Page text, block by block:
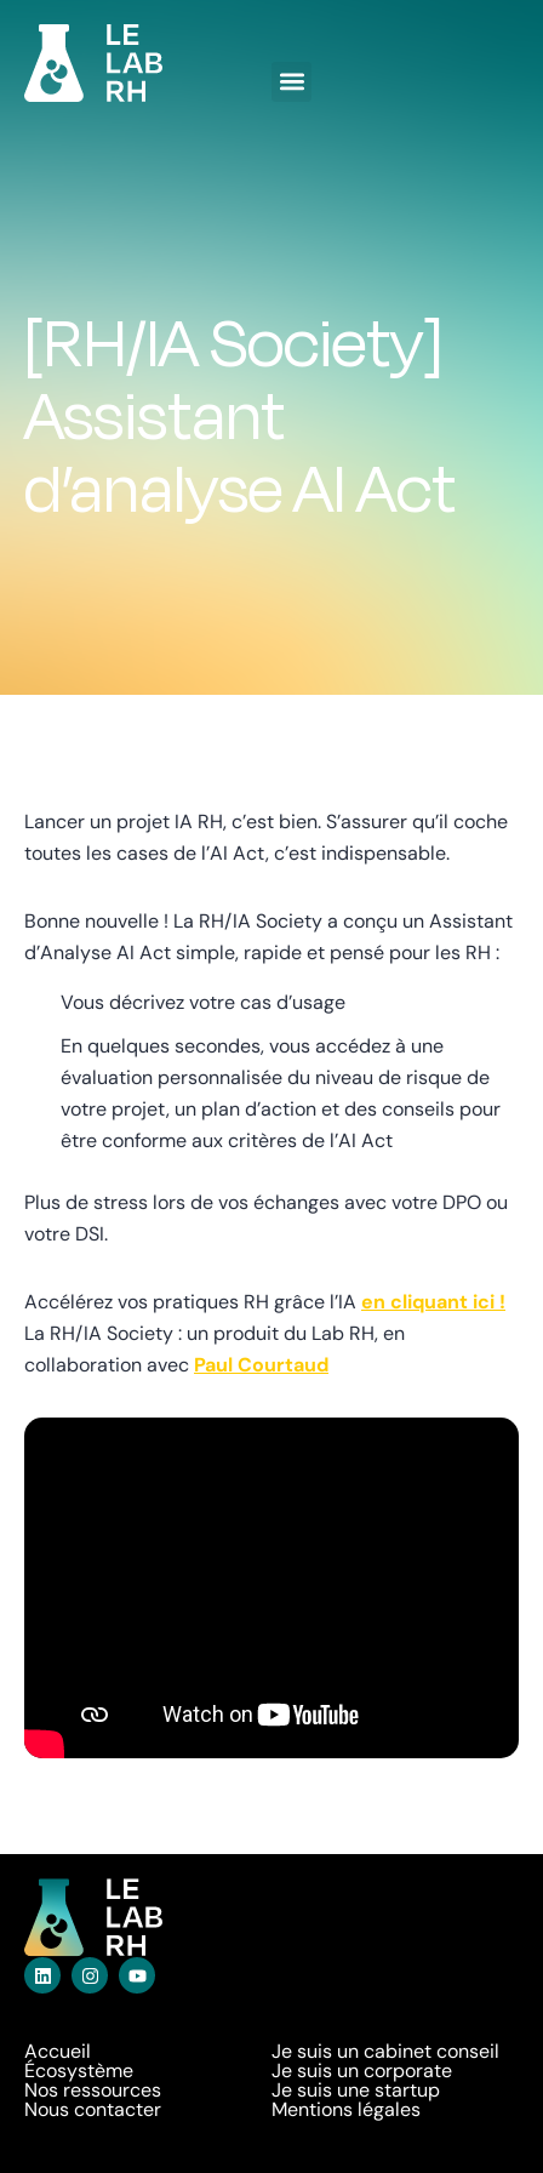
[RH/IA Society]
Assistant
d’analyse AI Act
Lancer un projet IA RH, c’est bien. S’assurer qu’il coche
toutes les cases de l’AI Act, c’est indispensable.
Bonne nouvelle ! La RH/IA Society a conçu un Assistant
d’Analyse AI Act simple, rapide et pensé pour les RH :
Vous décrivez votre cas d’usage
En quelques secondes, vous accédez à une
évaluation personnalisée du niveau de risque de
votre projet, un plan d’action et des conseils pour
être conforme aux critères de l’AI Act
Plus de stress lors de vos échanges avec votre DPO ou
votre DSI.
Accélérez vos pratiques RH grâce l’IA en cliquant ici !
La RH/IA Society : un produit du Lab RH, en
collaboration avec Paul Courtaud
Accueil
Écosystème
Nos ressources
Nous contacter
Je suis un cabinet conseil
Je suis un corporate
Je suis une startup
Mentions légales